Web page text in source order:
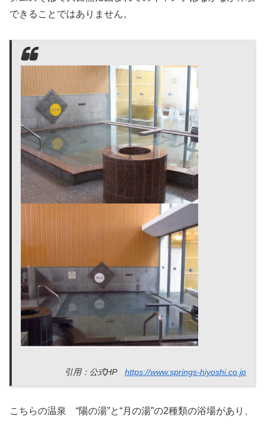
できることではありません。
引用：公式HP https://www.springs-hiyoshi.co.jp
こちらの温泉 “陽の湯”と“月の湯”の2種類の浴場があり、